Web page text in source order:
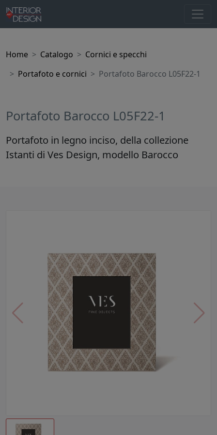
Home Catalogo
Cornici e specchi
Portafoto e cornici
Portafoto Barocco L05F22-1
Portafoto Barocco L05F22-1
Portafoto in legno inciso, della collezione
Istanti di Ves Design, modello Barocco